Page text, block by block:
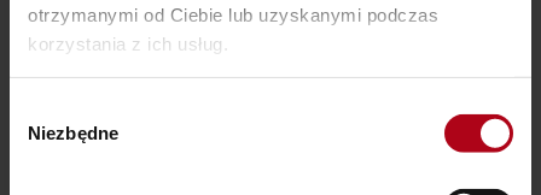
otrzymanymi od Ciebie lub uzyskanymi podczas
korzystania z ich usług.
zgody
Niezbędne
Ostatnie wpisy